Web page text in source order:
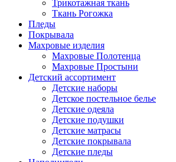
Трикотажная ткань
Ткань Рогожка
Пледы
Покрывала
Махровые изделия
Махровые Полотенца
Махровые Простыни
Детский ассортимент
Детские наборы
Детское постельное белье
Детские одеяла
Детские подушки
Детские матрасы
Детские покрывала
Детские пледы